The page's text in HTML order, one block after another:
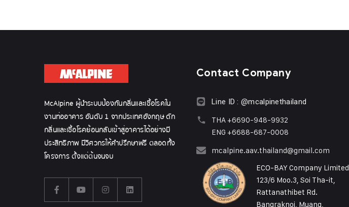
McAlpine ผู้นำระบบป้องกันกลิ่นและเชื้อโรคใน
งานท่ออาคาร อันดับ 1 จากประเทศอังกฤษ ดัก
กลิ่นและเชื้อโรคย้อนกลับเข้าสู่อาคารได้อย่างมี
ประสิทธิภาพ มีวิศวกรให้คำปรึกษาฟรี ตลอดทั้ง
โครงการ ตั้งแต่ต้นจนจบ
Contact Company
Line ID : @mcalpinethailand
THA +6690-948-9932
ENG +6688-687-0008
mcalpine.aav.thailand@gmail.com
ECO-BAY Company Limited
123/6 Moo.3, Soi Tha-it,
Rattanathibet Rd.
Bangraknoi, Muang,